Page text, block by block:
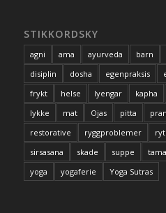
STIKKORDSKY
agni ama ayurveda barn
disiplin
dosha egenpraksis
frykt
helse Iyengar kapha
lykke
mat Ojas pitta
restorative
ryggproblemer
sirsasana
skade suppe
yoga
yogaferie Yoga Sutras